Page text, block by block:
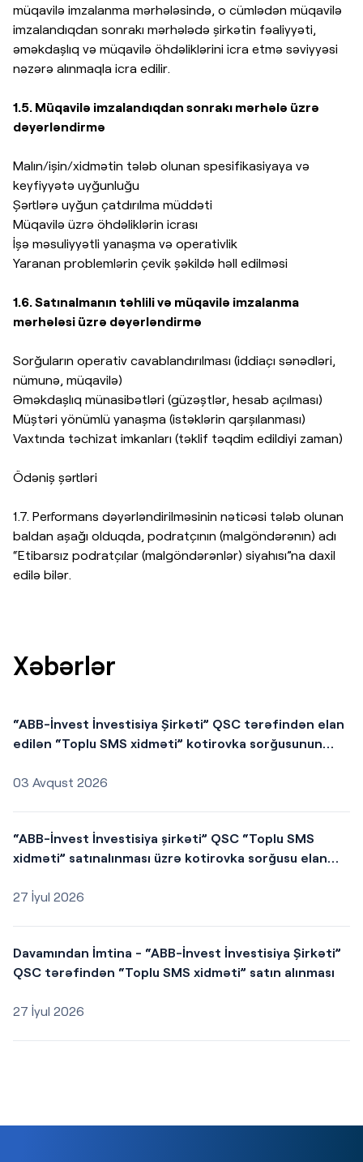
müqavilə imzalanma mərhələsində, o cümlədən müqavilə
imzalandıqdan sonrakı mərhələdə şirkətin fəaliyyəti,
əməkdaşlıq və müqavilə öhdəliklərini icra etmə səviyyəsi
nəzərə alınmaqla icra edilir.
1.5. Müqavilə imzalandıqdan sonrakı mərhələ üzrə
dəyərləndirmə
Malın/işin/xidmətin tələb olunan spesifikasiyaya və
keyfiyyətə uyğunluğu
Şərtlərə uyğun çatdırılma müddəti
Müqavilə üzrə öhdəliklərin icrası
İşə məsuliyyətli yanaşma və operativlik
Yaranan problemlərin çevik şəkildə həll edilməsi
1.6. Satınalmanın təhlili və müqavilə imzalanma
mərhələsi üzrə dəyərləndirmə
Sorğuların operativ cavablandırılması (iddiaçı sənədləri,
nümunə, müqavilə)
Əməkdaşlıq münasibətləri (güzəştlər, hesab açılması)
Müştəri yönümlü yanaşma (istəklərin qarşılanması)
Vaxtında təchizat imkanları (təklif təqdim edildiyi zaman)
Ödəniş şərtləri
1.7. Performans dəyərləndirilməsinin nəticəsi tələb olunan
baldan aşağı olduqda, podratçının (malgöndərənın) adı
“Etibarsız podratçılar (malgöndərənlər) siyahısı”na daxil
edilə bilər.
Xəbərlər
“ABB-İnvest İnvestisiya Şirkəti” QSC tərəfindən elan
edilən “Toplu SMS xidməti” kotirovka sorğusunun
03 Avqust 2026
“ABB-İnvest İnvestisiya şirkəti” QSC “Toplu SMS
xidməti” satınalınması üzrə kotirovka sorğusu elan
27 İyul 2026
Davamından İmtina - “ABB-İnvest İnvestisiya Şirkəti”
QSC tərəfindən “Toplu SMS xidməti” satın alınması
27 İyul 2026